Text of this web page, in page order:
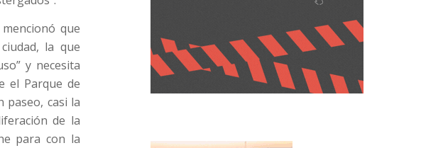
que
la que
y necesita
el Parque de
paseo, casi la
de la
para con la